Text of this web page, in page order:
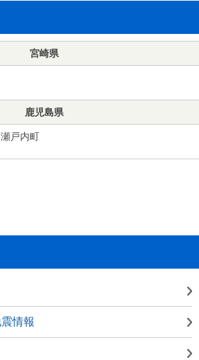
宮崎県
鹿児島県
瀬戸内町
情報